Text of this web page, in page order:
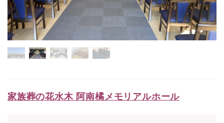
家族葬の花水木 阿南橘メモリアルホール